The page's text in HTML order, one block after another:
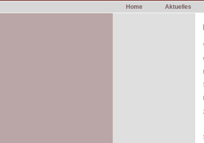
Home Aktuelles